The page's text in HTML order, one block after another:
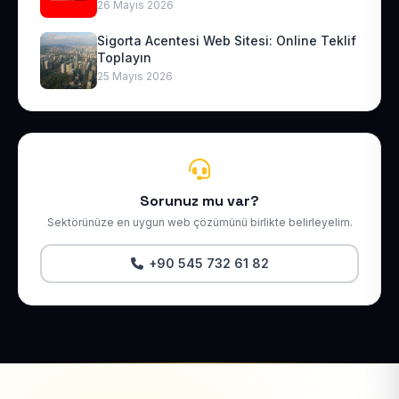
26 Mayıs 2026
Sigorta Acentesi Web Sitesi: Online Teklif
Toplayın
25 Mayıs 2026
Sorunuz mu var?
Sektörünüze en uygun web çözümünü birlikte belirleyelim.
+90 545 732 61 82